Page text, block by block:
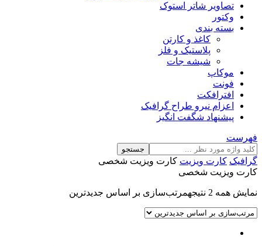
تصاویر شاتر استوک
وکتور
بسته بندی
کاغذ و کارتن
پلاستیک و فلز
شیشه جات
موکاپ
فونت
افترافکت
اعزام نیرو طراح گرافیک
پیشنهاد شگفت انگیز
فهرست
جستجو
گرافیک کارت ویزیت کارت ویزیت شخصی
کارت ویزیت شخصی
نمایش همه 2 نتیجه مرتب‌سازی بر اساس جدیدترین